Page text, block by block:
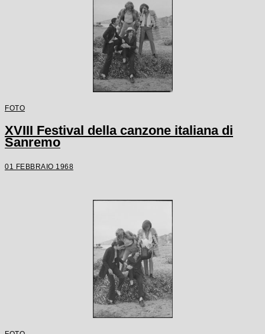
FOTO
XVIII Festival della canzone italiana di
Sanremo
01 FEBBRAIO 1968